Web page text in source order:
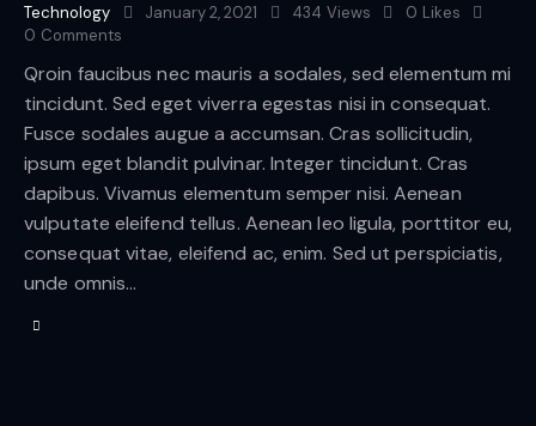
Technology January 2, 2021 434 Views 0 Likes
0 Comments
Qroin faucibus nec mauris a sodales, sed elementum mi
tincidunt. Sed eget viverra egestas nisi in consequat.
Fusce sodales augue a accumsan. Cras sollicitudin,
ipsum eget blandit pulvinar. Integer tincidunt. Cras
dapibus. Vivamus elementum semper nisi. Aenean
vulputate eleifend tellus. Aenean leo ligula, porttitor eu,
consequat vitae, eleifend ac, enim. Sed ut perspiciatis,
unde omnis…